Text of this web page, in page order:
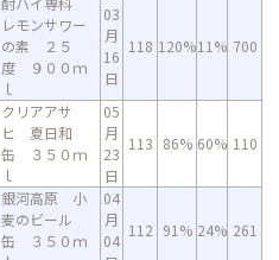
レモンサワー
の素 ２５
度 ９００ｍ
ｌ
03
月
16
日
118 120%11% 700
クリアアサ
ヒ 夏日和
缶 ３５０ｍ
ｌ
05
月
23
日
113 86% 60% 110
銀河高原 小
麦のビール
缶 ３５０ｍ
04
月
04
112 91% 24% 261